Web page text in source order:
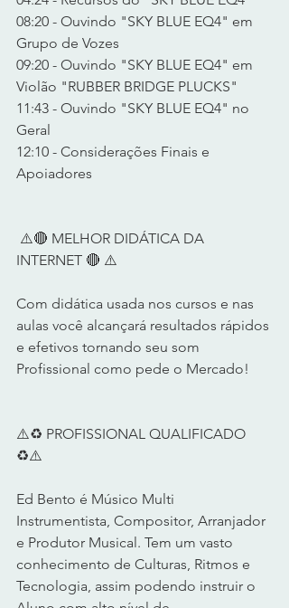
08:20 - Ouvindo "SKY BLUE EQ4" em
Grupo de Vozes
09:20 - Ouvindo "SKY BLUE EQ4" em
Violão "RUBBER BRIDGE PLUCKS"
11:43 - Ouvindo "SKY BLUE EQ4" no
Geral
12:10 - Considerações Finais e
Apoiadores
INTERNET 🔴 ⚠️
Com didática usada nos cursos e nas
aulas você alcançará resultados rápidos
e efetivos tornando seu som
Profissional como pede o Mercado!
⚠️♻️ PROFISSIONAL QUALIFICADO
♻️⚠️
Ed Bento é Músico Multi
Instrumentista, Compositor, Arranjador
e Produtor Musical. Tem um vasto
conhecimento de Culturas, Ritmos e
Tecnologia, assim podendo instruir o